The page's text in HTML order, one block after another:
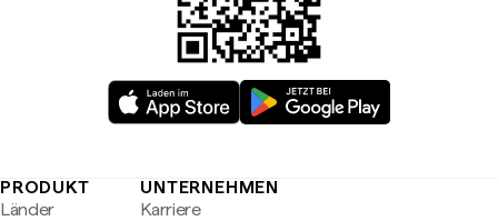
PRODUKT
Länder
UNTERNEHMEN
Karriere